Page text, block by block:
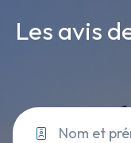
Les avis